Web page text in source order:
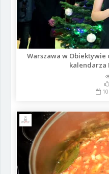
Warszawa w Obiektywie
kalendarza